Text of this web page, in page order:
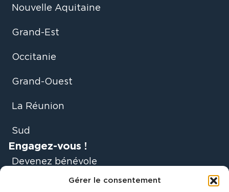
Gérer le consentement
Nouvelle Aquitaine
Grand-Est
Occitanie
Grand-Ouest
La Réunion
Sud
Engagez-vous !
Devenez bénévole